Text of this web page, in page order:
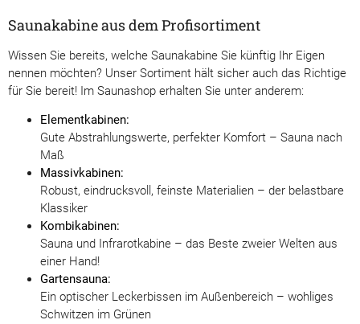
Saunakabine aus dem Profisortiment
Wissen Sie bereits, welche Saunakabine Sie künftig Ihr Eigen
nennen möchten? Unser Sortiment hält sicher auch das Richtige
für Sie bereit! Im Saunashop erhalten Sie unter anderem:
Elementkabinen:
Gute Abstrahlungswerte, perfekter Komfort – Sauna nach
Maß
Massivkabinen:
Robust, eindrucksvoll, feinste Materialien – der belastbare
Klassiker
Kombikabinen:
Sauna und Infrarotkabine – das Beste zweier Welten aus
einer Hand!
Gartensauna:
Ein optischer Leckerbissen im Außenbereich – wohliges
Schwitzen im Grünen